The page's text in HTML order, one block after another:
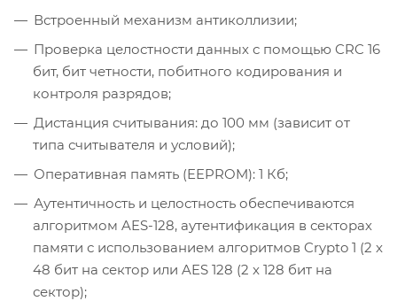
Встроенный механизм антиколлизии;
Проверка целостности данных с помощью CRC 16
бит, бит четности, побитного кодирования и
контроля разрядов;
Дистанция считывания: до 100 мм (зависит от
типа считывателя и условий);
Оперативная память (EEPROM): 1 Кб;
Аутентичность и целостность обеспечиваются
алгоритмом AES-128, аутентификация в секторах
памяти с использованием алгоритмов Crypto 1 (2 x
48 бит на сектор или AES 128 (2 x 128 бит на
сектор);